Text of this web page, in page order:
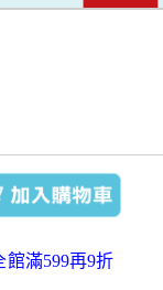
館滿599再9折